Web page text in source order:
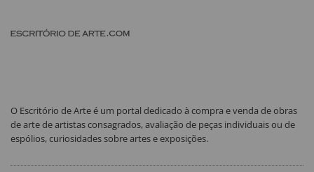
O Escritório de Arte é um portal dedicado à compra e venda de obras
de arte de artistas consagrados, avaliação de peças individuais ou de
espólios, curiosidades sobre artes e exposições.